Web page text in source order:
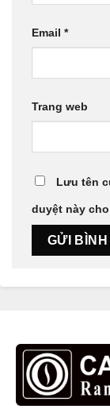
Email *
Trang web
Lưu tên
duyệt này